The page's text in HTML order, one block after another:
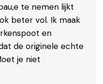
te nemen lijkt
beter vol. Ik maak
en
de originele echte
je niet